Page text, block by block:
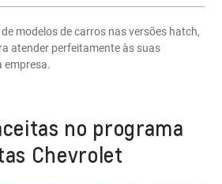
modelos de carros nas versões hatch,
atender perfeitamente às suas
empresa.
no programa
Chevrolet